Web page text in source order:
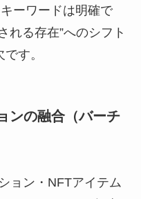
ーワードは明確で
れる存在”へのシフト
す。
ンの融合（バーチ
ョン・NFTアイテム